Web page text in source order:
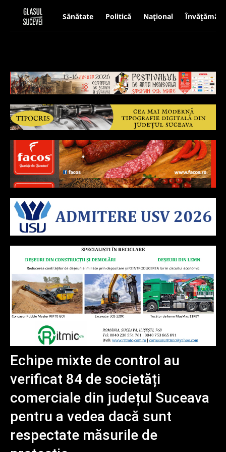
Sănătate Politică Național Învățământ
Echipe mixte de control au
verificat 84 de societăți
comerciale din județul Suceava
pentru a vedea dacă sunt
respectate măsurile de